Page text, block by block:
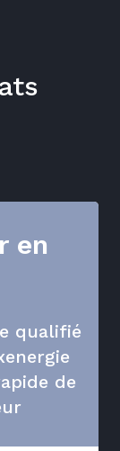
en
qualifié
de